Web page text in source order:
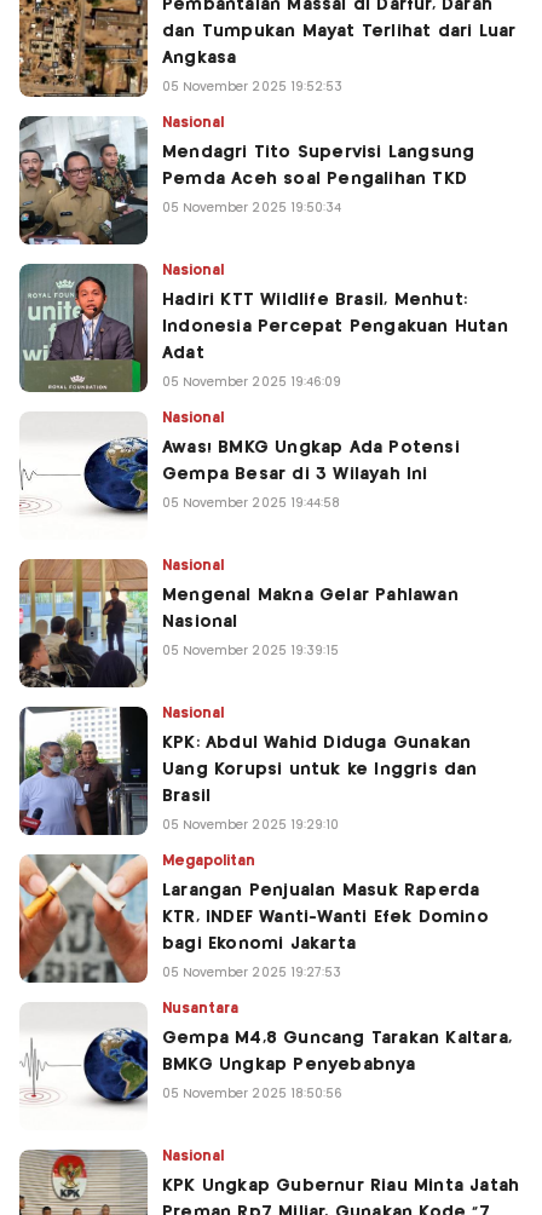
Pembantaian Massal di Darfur, Darah
dan Tumpukan Mayat Terlihat dari Luar
Angkasa
05 November 2025 19:52:53
Nasional
Mendagri Tito Supervisi Langsung
Pemda Aceh soal Pengalihan TKD
05 November 2025 19:50:34
Nasional
Hadiri KTT Wildlife Brasil, Menhut:
Indonesia Percepat Pengakuan Hutan
Adat
05 November 2025 19:46:09
Nasional
Awas! BMKG Ungkap Ada Potensi
Gempa Besar di 3 Wilayah Ini
05 November 2025 19:44:58
Nasional
Mengenal Makna Gelar Pahlawan
Nasional
05 November 2025 19:39:15
Nasional
KPK: Abdul Wahid Diduga Gunakan
Uang Korupsi untuk ke Inggris dan
Brasil
05 November 2025 19:29:10
Megapolitan
Larangan Penjualan Masuk Raperda
KTR, INDEF Wanti-Wanti Efek Domino
bagi Ekonomi Jakarta
05 November 2025 19:27:53
Nusantara
Gempa M4,8 Guncang Tarakan Kaltara,
BMKG Ungkap Penyebabnya
05 November 2025 18:50:56
Nasional
KPK Ungkap Gubernur Riau Minta Jatah